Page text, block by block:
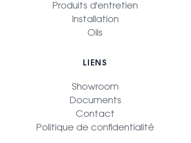
Produits d'entretien
Installation
Oils
LIENS
Showroom
Documents
Contact
Politique de confidentialité